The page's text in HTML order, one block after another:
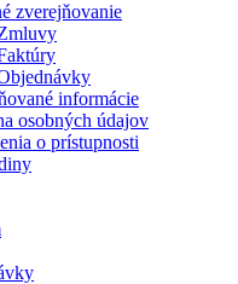
zverejňovanie
informácie
osobných údajov
o prístupnosti